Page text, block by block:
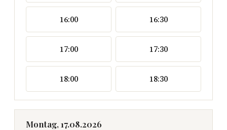
16:00 16:30
17:00 17:30
18:00 18:30
Montag, 17.08.2026